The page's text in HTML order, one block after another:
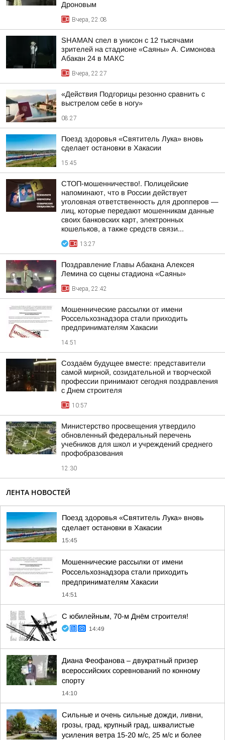
Дроновым
Вчера, 22:08
SHAMAN спел в унисон с 12 тысячами
зрителей на стадионе «Саяны» А. Симонова
Абакан 24 в МАКС
Вчера, 22:27
«Действия Подгорицы резонно сравнить с
выстрелом себе в ногу»
08:27
Поезд здоровья «Святитель Лука» вновь
сделает остановки в Хакасии
15:45
СТОП-мошенничество!. Полицейские
напоминают, что в России действует
уголовная ответственность для дропперов —
лиц, которые передают мошенникам данные
своих банковских карт, электронных
кошельков, а также средств связи...
13:27
Поздравление Главы Абакана Алексея
Лемина со сцены стадиона «Саяны»
Вчера, 22:42
Мошеннические рассылки от имени
Россельхознадзора стали приходить
предпринимателям Хакасии
14:51
Создаём будущее вместе: представители
самой мирной, созидательной и творческой
профессии принимают сегодня поздравления
с Днем строителя
10:57
Министерство просвещения утвердило
обновленный федеральный перечень
учебников для школ и учреждений среднего
профобразования
12:30
ЛЕНТА НОВОСТЕЙ
Поезд здоровья «Святитель Лука» вновь
сделает остановки в Хакасии
15:45
Мошеннические рассылки от имени
Россельхознадзора стали приходить
предпринимателям Хакасии
14:51
С юбилейным, 70-м Днём строителя!
14:49
Диана Феофанова – двукратный призер
всероссийских соревнований по конному
спорту
14:10
Сильные и очень сильные дожди, ливни,
грозы, град, крупный град, шквалистые
усиления ветра 15-20 м/с, 25 м/с и более